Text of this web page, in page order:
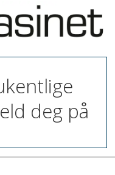
deg på